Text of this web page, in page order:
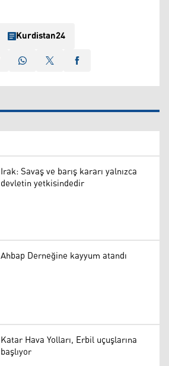
Kurdistan24
Irak: Savaş ve barış kararı yalnızca
devletin yetkisindedir
Ahbap Derneğine kayyum atandı
Katar Hava Yolları, Erbil uçuşlarına
başlıyor